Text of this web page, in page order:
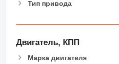
Тип привода
Двигатель, КПП
Марка двигателя